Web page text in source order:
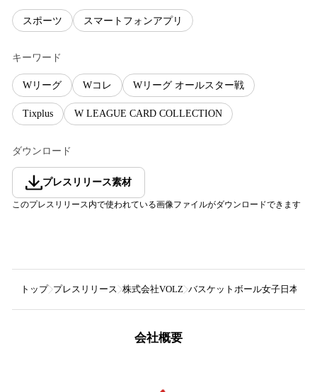
スポーツ スマートフォンアプリ
キーワード
Wリーグ Wコレ Wリーグ オールスター戦
Tixplus W LEAGUE CARD COLLECTION
ダウンロード
プレスリリース素材
このプレスリリース内で使われている画像ファイルがダウンロードできます
トップ プレスリリース 株式会社VOLZ バスケットボール女子日本リ
会社概要